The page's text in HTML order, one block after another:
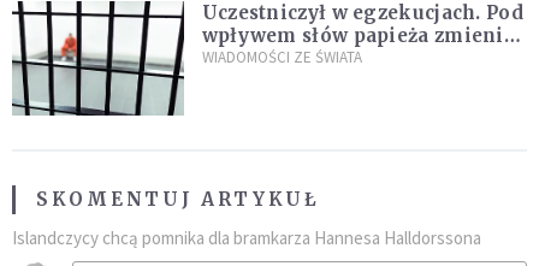
Uczestniczył w egzekucjach. Pod
wpływem słów papieża zmienił
zdanie
WIADOMOŚCI ZE ŚWIATA
SKOMENTUJ ARTYKUŁ
Islandczycy chcą pomnika dla bramkarza Hannesa Halldorssona